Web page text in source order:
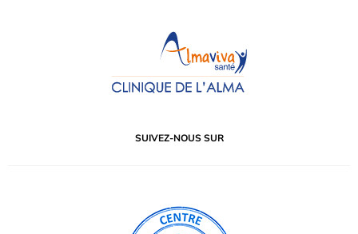
SUIVEZ-NOUS SUR